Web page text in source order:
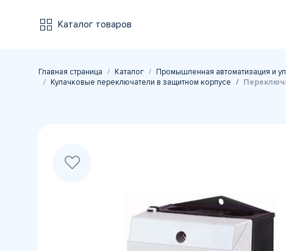
Каталог товаров
Главная страница Каталог Промышленная автоматизация и
Кулачковые переключатели в защитном корпусе